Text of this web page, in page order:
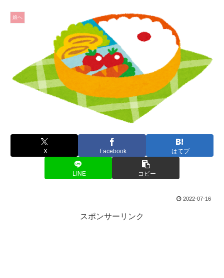
娘へ
X Facebook はてブ
LINE コピー
2022-07-16
スポンサーリンク